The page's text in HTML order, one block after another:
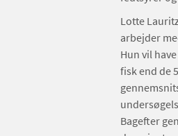
Lotte
arbejder
Hun vil
fisk end de
Bagefter